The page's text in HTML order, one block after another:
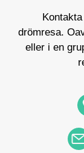
drömresa.
eller i en